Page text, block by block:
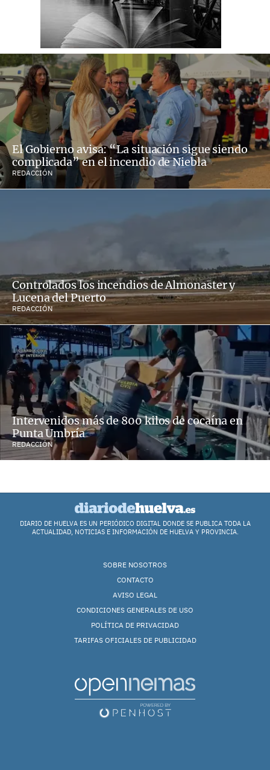
El Gobierno avisa: “La situación sigue siendo
complicada” en el incendio de Niebla
REDACCIÓN
Controlados los incendios de Almonaster y
Lucena del Puerto
REDACCIÓN
Intervenidos más de 800 kilos de cocaína en
Punta Umbría
REDACCIÓN
DIARIO DE HUELVA ES UN PERIÓDICO DIGITAL DONDE SE PUBLICA TODA LA
ACTUALIDAD, NOTICIAS E INFORMACIÓN DE HUELVA Y PROVINCIA.
SOBRE NOSOTROS
CONTACTO
AVISO LEGAL
CONDICIONES GENERALES DE USO
POLÍTICA DE PRIVACIDAD
TARIFAS OFICIALES DE PUBLICIDAD